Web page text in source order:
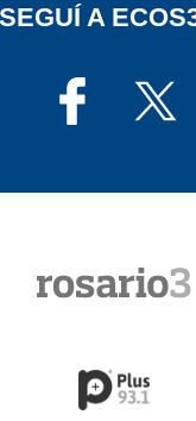
SEGUÍ A